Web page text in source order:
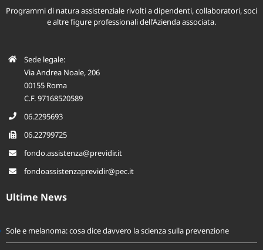
Programmi di natura assistenziale rivolti a dipendenti, collaboratori, soci
Sede legale:
Via Andrea Noale, 206
00155 Roma
Sole e melanoma: cosa dice davvero la scienza sulla prevenzione